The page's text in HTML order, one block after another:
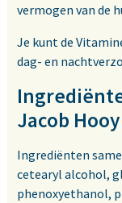
vermogen van de
Je kunt de
dag- en
Jacob Hooy
Ingrediënten
cetearyl alcohol,
phenoxyethanol,